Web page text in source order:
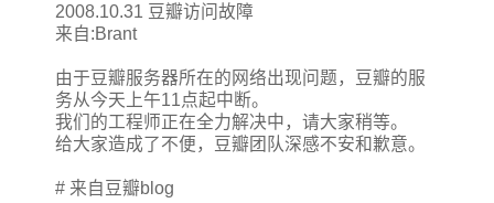
2008.10.31 豆瓣访问故障
来自:Brant
由于豆瓣服务器所在的网络出现问题，豆瓣的服
务从今天上午11点起中断。
我们的工程师正在全力解决中，请大家稍等。
给大家造成了不便，豆瓣团队深感不安和歉意。
# 来自 豆瓣blog